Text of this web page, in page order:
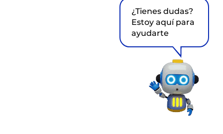
¿Tienes dudas?
Estoy aquí para
ayudarte